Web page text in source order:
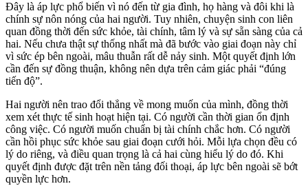
Đây là áp lực phổ biến vì nó đến từ gia đình, họ hàng và đôi khi là
chính sự nôn nóng của hai người. Tuy nhiên, chuyện sinh con liên
quan đồng thời đến sức khỏe, tài chính, tâm lý và sự sẵn sàng của cả
hai. Nếu chưa thật sự thống nhất mà đã bước vào giai đoạn này chỉ
vì sức ép bên ngoài, mâu thuẫn rất dễ nảy sinh. Một quyết định lớn
cần đến sự đồng thuận, không nên dựa trên cảm giác phải “đúng
tiến độ”.
Hai người nên trao đổi thẳng về mong muốn của mình, đồng thời
xem xét thực tế sinh hoạt hiện tại. Có người cần thời gian ổn định
công việc. Có người muốn chuẩn bị tài chính chắc hơn. Có người
cần hồi phục sức khỏe sau giai đoạn cưới hỏi. Mỗi lựa chọn đều có
lý do riêng, và điều quan trọng là cả hai cùng hiểu lý do đó. Khi
quyết định được đặt trên nền tảng đối thoại, áp lực bên ngoài sẽ bớt
quyền lực hơn.